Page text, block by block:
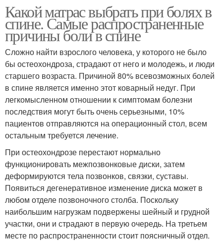
Какой матрас выбрать при болях в
спине. Самые распространенные
причины боли в спине
Сложно найти взрослого человека, у которого не было
бы остеохондроза, страдают от него и молодежь, и люди
старшего возраста. Причиной 80% всевозможных болей
в спине является именно этот коварный недуг. При
легкомысленном отношении к симптомам болезни
последствия могут быть очень серьезными, 10%
пациентов отправляются на операционный стол, всем
остальным требуется лечение.
При остеохондрозе перестают нормально
функционировать межпозвонковые диски, затем
деформируются тела позвонков, связки, суставы.
Появиться дегенеративное изменение диска может в
любом отделе позвоночного столба. Поскольку
наибольшим нагрузкам подвержены шейный и грудной
участки, они и страдают в первую очередь. На третьем
месте по распространенности стоит поясничный отдел.